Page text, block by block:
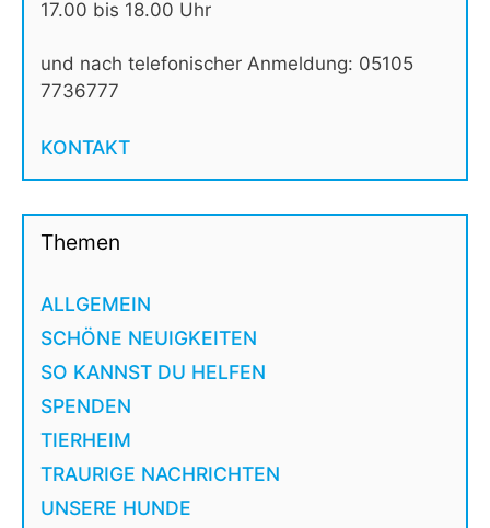
17.00 bis 18.00 Uhr
und nach telefonischer Anmeldung: 05105
7736777
KONTAKT
Themen
ALLGEMEIN
SCHÖNE NEUIGKEITEN
SO KANNST DU HELFEN
SPENDEN
TIERHEIM
TRAURIGE NACHRICHTEN
UNSERE HUNDE